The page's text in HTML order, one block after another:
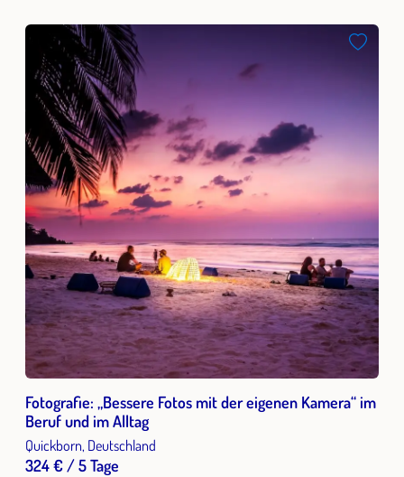
Fotografie: „Bessere Fotos mit der eigenen Kamera“ im
Beruf und im Alltag
Quickborn, Deutschland
324 € / 5 Tage